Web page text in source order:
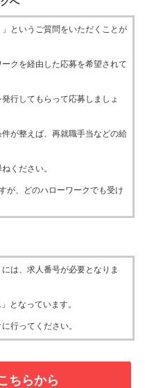
というご質問をいただくことが
クを経由した応募を希望されて
行してもらって応募しましょ
が整えば、再就職手当などの給
ください。
が、どのハローワークでも受け
は、求人番号が必要となりま
となっています。
行ってください。
ちらから